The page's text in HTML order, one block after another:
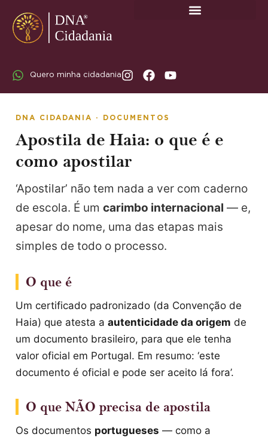
Quero minha cidadania
DNA CIDADANIA · DOCUMENTOS
Apostila de Haia: o que é e
como apostilar
‘Apostilar’ não tem nada a ver com caderno
de escola. É um carimbo internacional — e,
apesar do nome, uma das etapas mais
simples de todo o processo.
O que é
Um certificado padronizado (da Convenção de
Haia) que atesta a autenticidade da origem de
um documento brasileiro, para que ele tenha
valor oficial em Portugal. Em resumo: ‘este
documento é oficial e pode ser aceito lá fora’.
O que NÃO precisa de apostila
Os documentos portugueses — como a